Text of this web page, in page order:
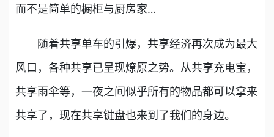
而不是简单的橱柜与厨房家…
随着共享单车的引爆，共享经济再次成为最大
风口，各种共享已呈现燎原之势。从共享充电宝，
共享雨伞等，一夜之间似乎所有的物品都可以拿来
共享了，现在共享键盘也来到了我们的身边。